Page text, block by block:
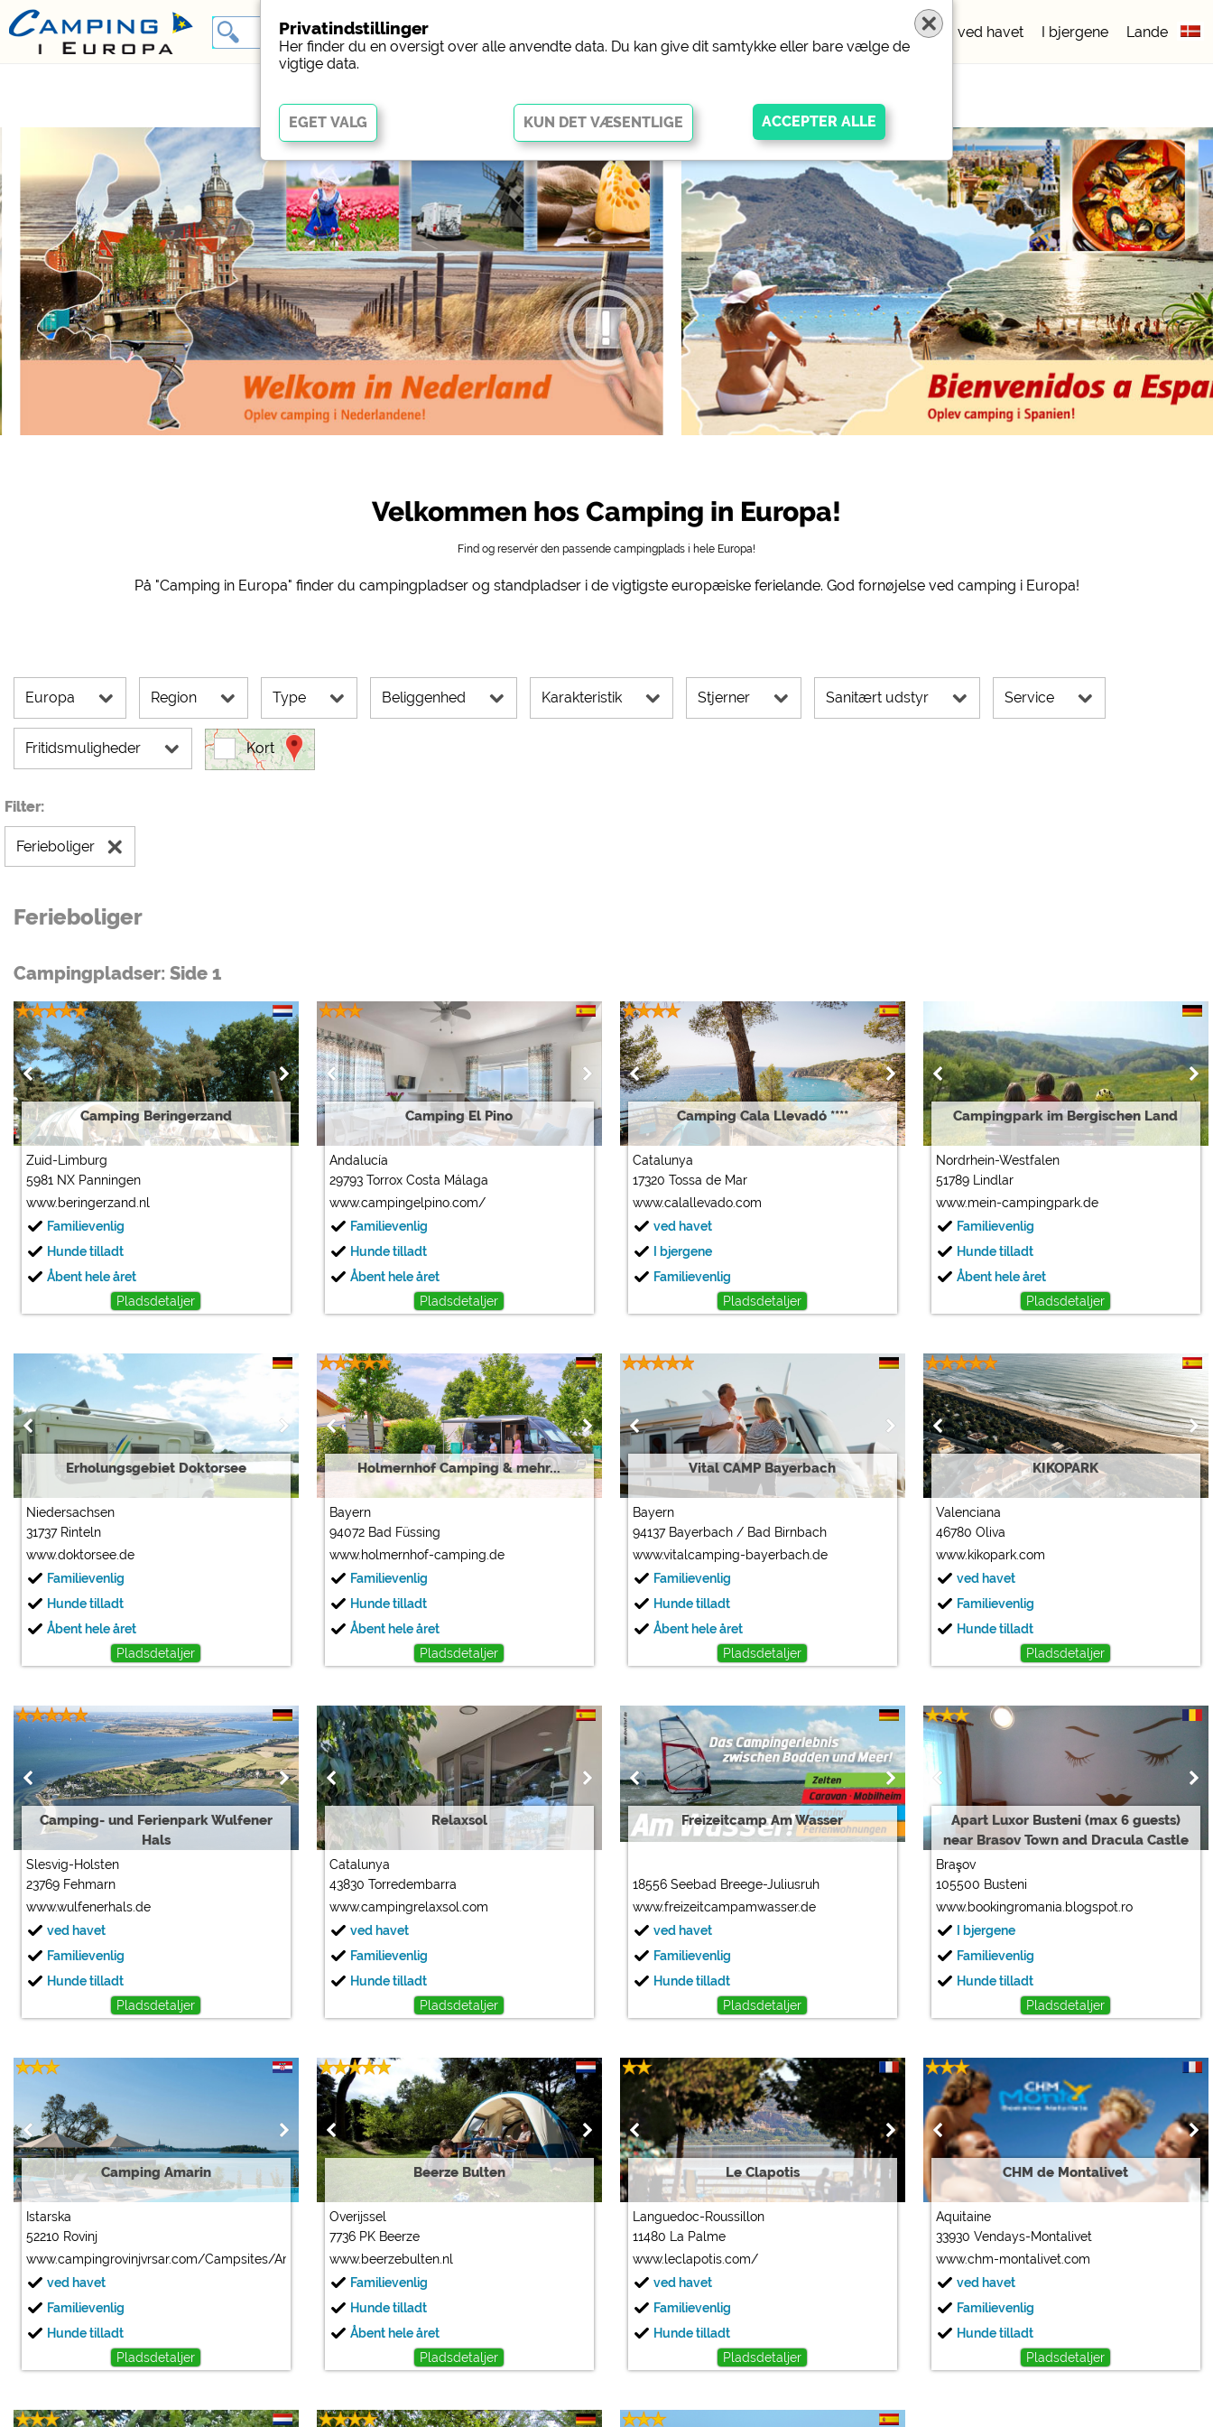
5 stjerner ved havet I bjergene Lande
Velkommen hos Camping in Europa!
Find og reservér den passende campingplads i hele Europa!
På "Camping in Europa" finder du campingpladser og standpladser i de vigtigste europæiske ferielande. God fornøjelse ved camping i Europa!
Europa Region Type Beliggenhed Karakteristik Stjerner Sanitært udstyr Service
Fritidsmuligheder Kort
Filter:
Ferieboliger
Ferieboliger
Campingpladser: Side 1
Camping Beringerzand
Zuid-Limburg
5981 NX Panningen
www.beringerzand.nl
Familievenlig
Hunde tilladt
Åbent hele året
Pladsdetaljer
Camping El Pino
Andalucía
29793 Torrox Costa Málaga
www.campingelpino.com/
Familievenlig
Hunde tilladt
Åbent hele året
Pladsdetaljer
Camping Cala Llevadó ****
Catalunya
17320 Tossa de Mar
www.calallevado.com
ved havet
I bjergene
Familievenlig
Pladsdetaljer
Campingpark im Bergischen Land
Nordrhein-Westfalen
51789 Lindlar
www.mein-campingpark.de
Familievenlig
Hunde tilladt
Åbent hele året
Pladsdetaljer
Erholungsgebiet Doktorsee
Niedersachsen
31737 Rinteln
www.doktorsee.de
Familievenlig
Hunde tilladt
Åbent hele året
Pladsdetaljer
Holmernhof Camping & mehr...
Bayern
94072 Bad Füssing
www.holmernhof-camping.de
Familievenlig
Hunde tilladt
Åbent hele året
Pladsdetaljer
Vital CAMP Bayerbach
Bayern
94137 Bayerbach / Bad Birnbach
www.vitalcamping-bayerbach.de
Familievenlig
Hunde tilladt
Åbent hele året
Pladsdetaljer
KIKOPARK
Valenciana
46780 Oliva
www.kikopark.com
ved havet
Familievenlig
Hunde tilladt
Pladsdetaljer
Camping- und Ferienpark Wulfener
Hals
Slesvig-Holsten
23769 Fehmarn
www.wulfenerhals.de
ved havet
Familievenlig
Hunde tilladt
Pladsdetaljer
Relaxsol
Catalunya
43830 Torredembarra
www.campingrelaxsol.com
ved havet
Familievenlig
Hunde tilladt
Pladsdetaljer
Freizeitcamp Am Wasser
18556 Seebad Breege-Juliusruh
www.freizeitcampamwasser.de
ved havet
Familievenlig
Hunde tilladt
Pladsdetaljer
Apart Luxor Busteni (max 6 guests)
near Brasov Town and Dracula Castle
Braşov
105500 Busteni
www.bookingromania.blogspot.ro
I bjergene
Familievenlig
Hunde tilladt
Pladsdetaljer
Camping Amarin
Istarska
52210 Rovinj
www.campingrovinjvrsar.com/Campsites/Amarin_Rovinj
ved havet
Familievenlig
Hunde tilladt
Pladsdetaljer
Beerze Bulten
Overijssel
7736 PK Beerze
www.beerzebulten.nl
Familievenlig
Hunde tilladt
Åbent hele året
Pladsdetaljer
Le Clapotis
Languedoc-Roussillon
11480 La Palme
www.leclapotis.com/
ved havet
Familievenlig
Hunde tilladt
Pladsdetaljer
CHM de Montalivet
Aquitaine
33930 Vendays-Montalivet
www.chm-montalivet.com
ved havet
Familievenlig
Hunde tilladt
Pladsdetaljer
Privatindstillinger
Her finder du en oversigt over alle anvendte data. Du kan give dit samtykke eller bare vælge de
vigtige data.
Vigtig
Væsentlige cookies muliggør grundlæggende funktioner og er afgørende for, at webstedet
fungerer korrekt. Uden disse cookies fungerer dele af webstedetikke.
Social Media
Forhåndsvisning af campingplads (forhåndsvisning af
websteder med campingpladser)
siehe Datenschutzerklärung des jeweiligen Anbieters
Facebook (Eksempel på Facebook-siden med
campingpladser)
https://www.facebook.com/about/privacy/
Eksterne medier / Social Media
YouTube (Videoer fra campingpladser)
https://policies.google.com/privacy
https://policies.google.com/privacy
Cookieindstillingerne kan ændres når som helst i sidefoden via "COOKIES"!